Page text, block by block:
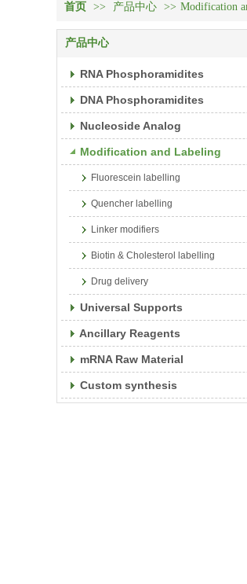
首页 >> 产品中心 >> Modification
产品中心
RNA Phosphoramidites
DNA Phosphoramidites
Nucleoside Analog
Modification and Labeling
Fluorescein labelling
Quencher labelling
Linker modifiers
Biotin & Cholesterol labelling
Drug delivery
Universal Supports
Ancillary Reagents
mRNA Raw Material
Custom synthesis